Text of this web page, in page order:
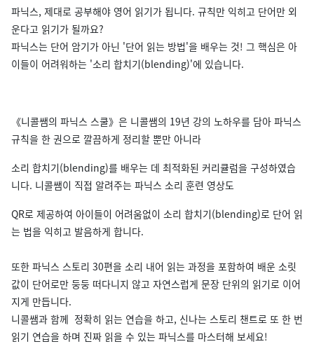
파닉스, 제대로 공부해야 영어 읽기가 됩니다. 규칙만 익히고 단어만 외
운다고 읽기가 될까요?
파닉스는 단어 암기가 아닌 '단어 읽는 방법'을 배우는 것! 그 핵심은 아
이들이 어려워하는 '소리 합치기(blending)'에 있습니다.
《니콜쌤의 파닉스 스쿨》은 니콜쌤의 19년 강의 노하우를 담아 파닉스
규칙을 한 권으로 깔끔하게 정리할 뿐만 아니라
소리 합치기(blending)를 배우는 데 최적화된 커리큘럼을 구성하였습
니다. 니콜쌤이 직접 알려주는 파닉스 소리 훈련 영상도
QR로 제공하여 아이들이 어려움없이 소리 합치기(blending)로 단어 읽
는 법을 익히고 발음하게 합니다.
또한 파닉스 스토리 30편을 소리 내어 읽는 과정을 포함하여 배운 소릿
값이 단어로만 둥둥 떠다니지 않고 자연스럽게 문장 단위의 읽기로 이어
지게 만듭니다.
니콜쌤과 함께 정확히 읽는 연습을 하고, 신나는 스토리 챈트로 또 한 번
읽기 연습을 하며 진짜 읽을 수 있는 파닉스를 마스터해 보세요!